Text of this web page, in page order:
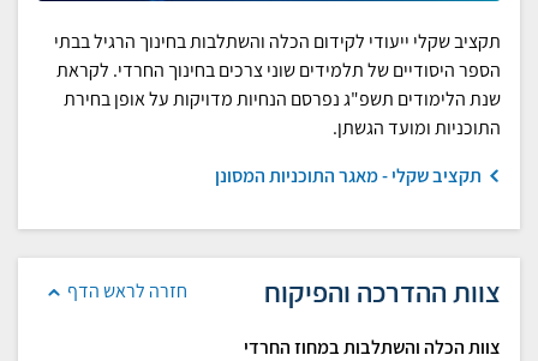
תקציב שקלי ייעודי לקידום הכלה והשתלבות בחינוך הרגיל בבתי
הספר היסודיים של תלמידים שוני צרכים בחינוך החרדי. לקראת
שנת הלימודים תשפ"ג נפרסם הנחיות מדויקות על אופן בחירת
התוכניות ומועד הגשתן.
תקציב שקלי - מאגר התוכניות המסונן
חזרה לראש הדף צוות ההדרכה והפיקוח
צוות הכלה והשתלבות במחוז החרדי